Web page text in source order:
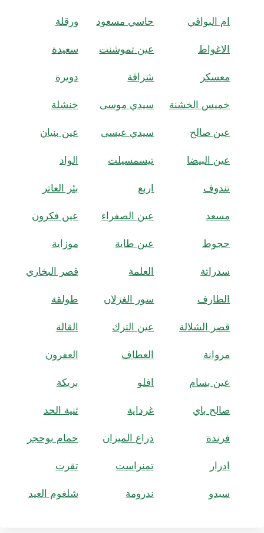
ام البواقي حاسي مسعود ورقلة
الاغواط عين تموشنت سعيدة
معسكر شراقة دويرة
خميس الخشنة سيدي موسى خنشلة
عين صالح سيدي عيسى عين بنيان
عين البيضا تيسمسيلت الواد
تندوف اربع بئر العاتر
مسعد عين الصفراء عين فكرون
حجوط عين طاية موزاية
سدراتة العلمة قصر البخاري
الطارف سور الغزلان طولقة
قصر الشلالة عين الترك القالة
مروانة العطاف العفرون
عين بسام افلو بريكة
صالح باي غرداية ثنية الحد
فرندة ذراع الميزان حمام بوحجر
ادرار تمنراست تقرت
سبدو ندرومة شلغوم العيد